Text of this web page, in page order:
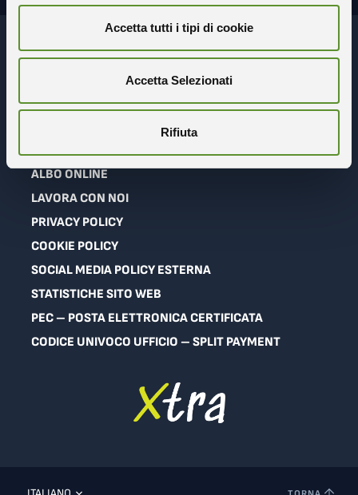
Accetta tutti i tipi di cookie
Accetta Selezionati
Rifiuta
CHI SIAMO
AMMINISTRAZIONE TRASPARENTE
DICHIARAZIONE DI ACCESSIBILITÀ
GARE E APPALTI
ALBO ONLINE
LAVORA CON NOI
PRIVACY POLICY
COOKIE POLICY
SOCIAL MEDIA POLICY ESTERNA
STATISTICHE SITO WEB
PEC – POSTA ELETTRONICA CERTIFICATA
CODICE UNIVOCO UFFICIO – SPLIT PAYMENT